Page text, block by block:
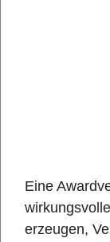
Eine
erzeugen,